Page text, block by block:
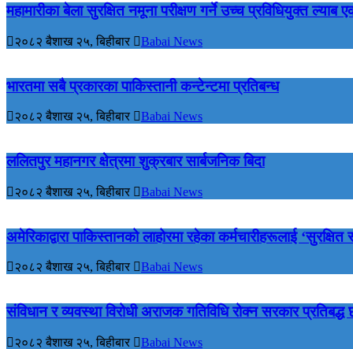
महामारीका बेला सुरक्षित नमूना परीक्षण गर्ने उच्च प्रविधियुक्त ल्याब
२०८२ बैशाख २५, बिहीबार Babai News
भारतमा सबै प्रकारका पाकिस्तानी कन्टेन्टमा प्रतिबन्ध
२०८२ बैशाख २५, बिहीबार Babai News
ललितपुर महानगर क्षेत्रमा शुक्रबार सार्बजनिक बिदा
२०८२ बैशाख २५, बिहीबार Babai News
अमेरिकाद्वारा पाकिस्तानको लाहोरमा रहेका कर्मचारीहरूलाई ‘सुरक्षित
२०८२ बैशाख २५, बिहीबार Babai News
संविधान र व्यवस्था विरोधी अराजक गतिविधि रोक्न सरकार
२०८२ बैशाख २५, बिहीबार Babai News